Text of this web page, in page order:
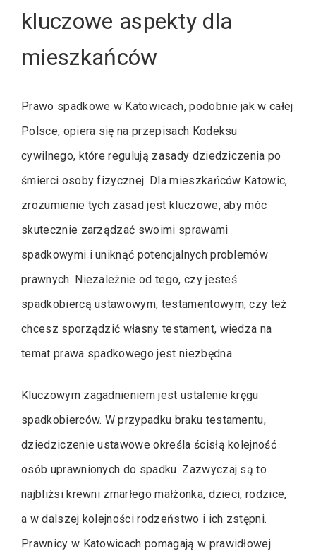
kluczowe aspekty dla
mieszkańców
Prawo spadkowe w Katowicach, podobnie jak w całej
Polsce, opiera się na przepisach Kodeksu
cywilnego, które regulują zasady dziedziczenia po
śmierci osoby fizycznej. Dla mieszkańców Katowic,
zrozumienie tych zasad jest kluczowe, aby móc
skutecznie zarządzać swoimi sprawami
spadkowymi i uniknąć potencjalnych problemów
prawnych. Niezależnie od tego, czy jesteś
spadkobiercą ustawowym, testamentowym, czy też
chcesz sporządzić własny testament, wiedza na
temat prawa spadkowego jest niezbędna.
Kluczowym zagadnieniem jest ustalenie kręgu
spadkobierców. W przypadku braku testamentu,
dziedziczenie ustawowe określa ścisłą kolejność
osób uprawnionych do spadku. Zazwyczaj są to
najbliżsi krewni zmarłego małżonka, dzieci, rodzice,
a w dalszej kolejności rodzeństwo i ich zstępni.
Prawnicy w Katowicach pomagają w prawidłowej